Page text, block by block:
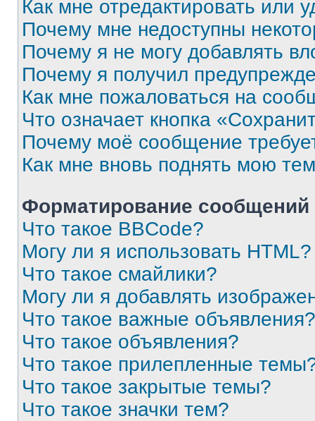
Как мне отредактировать или
Почему мне недоступны
Почему я не могу добавлять
Почему я получил
Как мне пожаловаться на
Что означает кнопка
Почему моё сообщение
Как мне вновь поднять мою
Форматирование
Что такое BBCode?
Могу ли я использовать HTML?
Что такое смайлики?
Могу ли я добавлять
Что такое важные объявления?
Что такое объявления?
Что такое прилепленные
Что такое закрытые темы?
Что такое значки тем?